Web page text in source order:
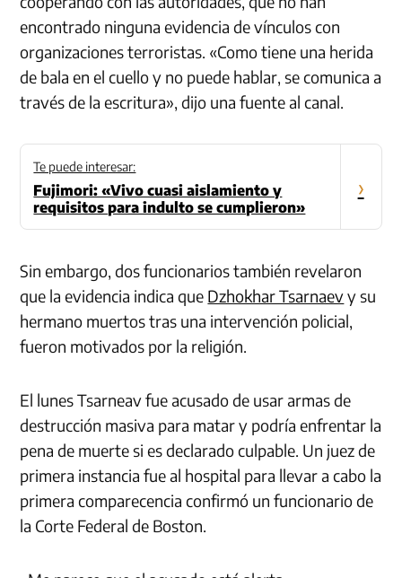
encontrado ninguna evidencia de vínculos con
organizaciones terroristas. «Como tiene una herida
de bala en el cuello y no puede hablar, se comunica a
través de la escritura», dijo una fuente al canal.
Te puede interesar:
Fujimori: «Vivo cuasi aislamiento y
requisitos para indulto se cumplieron»
›
Sin embargo, dos funcionarios también revelaron
que la evidencia indica que Dzhokhar Tsarnaevy su
hermano muertos tras una intervención policial,
fueron motivados por la religión.
El lunes Tsarneav fue acusado de usar armas de
destrucción masiva para matar y podría enfrentar la
pena de muerte si es declarado culpable. Un juez de
primera instancia fue al hospital para llevar a cabo la
primera comparecencia confirmó un funcionario de
la Corte Federal de Boston.